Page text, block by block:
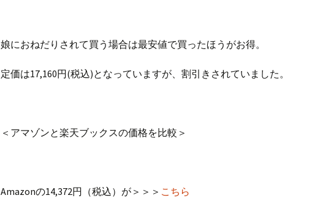
娘におねだりされて買う場合は最安値で買ったほうがお得。
定価は17,160円(税込)となっていますが、割引きされていました。
＜アマゾンと楽天ブックスの価格を比較＞
Amazonの14,372円（税込）が＞＞＞ こちら